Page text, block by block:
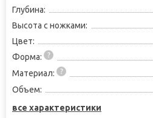
Глубина:
Высота с ножками:
Цвет:
Форма:
Материал:
Объем:
все характеристики